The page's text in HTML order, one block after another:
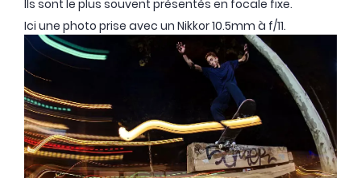
Ils sont le plus souvent présentés en focale fixe.
Ici une photo prise avec un Nikkor 10.5mm à f/11.